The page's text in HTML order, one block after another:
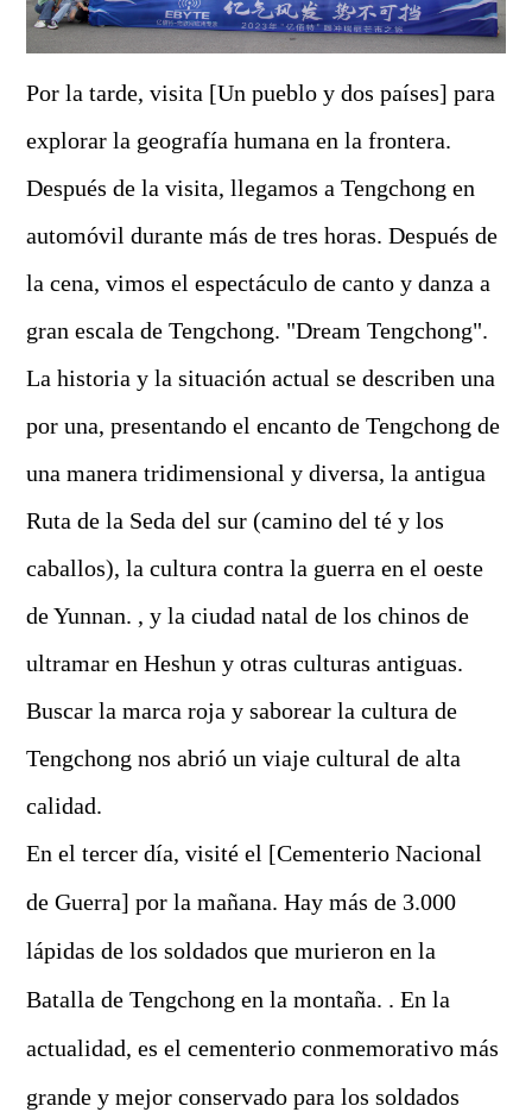
Por la tarde, visita [Un pueblo y dos países] para
explorar la geografía humana en la frontera.
Después de la visita, llegamos a Tengchong en
automóvil durante más de tres horas. Después de
la cena, vimos el espectáculo de canto y danza a
gran escala de Tengchong. "Dream Tengchong".
La historia y la situación actual se describen una
por una, presentando el encanto de Tengchong de
una manera tridimensional y diversa, la antigua
Ruta de la Seda del sur (camino del té y los
caballos), la cultura contra la guerra en el oeste
de Yunnan. , y la ciudad natal de los chinos de
ultramar en Heshun y otras culturas antiguas.
Buscar la marca roja y saborear la cultura de
Tengchong nos abrió un viaje cultural de alta
calidad.
En el tercer día, visité el [Cementerio Nacional
de Guerra] por la mañana. Hay más de 3.000
lápidas de los soldados que murieron en la
Batalla de Tengchong en la montaña. . En la
actualidad, es el cementerio conmemorativo más
grande y mejor conservado para los soldados